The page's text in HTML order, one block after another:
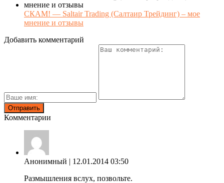
СКАМ! — Saltair Trading (Салтаир Трейдинг) – мое
мнение и отзывы
Добавить комментарий
Комментарии
Анонимный | 12.01.2014 03:50
Размышления вслух, позвольте.